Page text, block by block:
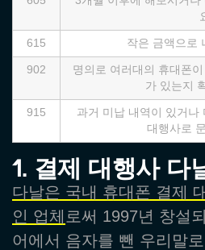
615 작은 금액으로
902
명의로 여러대의 휴대폰
가 있는지
915
과거 미납 내역이 있거나
대행사로
1. 결제 대행사 다
다날은 국내 휴대폰 결제
인 업체 로써 1997년 창설
어에서 음자를 뺀 우리말